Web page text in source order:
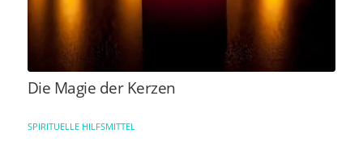
Die Magie der Kerzen
SPIRITUELLE HILFSMITTEL